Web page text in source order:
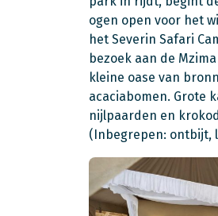
ogen open voor het
het Severin Safari
bezoek aan de
kleine oase van
acaciabomen. Grote
nijlpaarden en
(Inbegrepen: ontbijt,